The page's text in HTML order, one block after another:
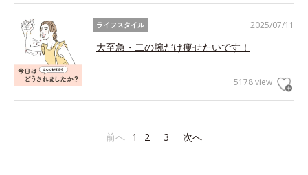
2025/07/11
ライフスタイル
大至急・二の腕だけ痩せたいです！
5178 view
前へ 1 2 3 次へ